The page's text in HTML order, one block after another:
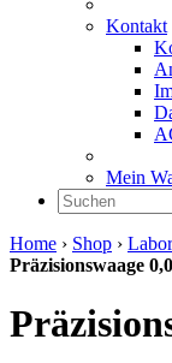
Kontakt
Mein
Home › Shop ›
Präzisionswaage